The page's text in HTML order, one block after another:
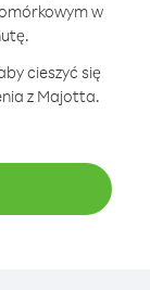
w
cieszyć się
z Majotta.